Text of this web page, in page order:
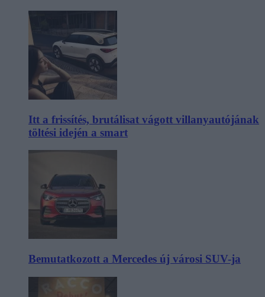
Itt a frissítés, brutálisat vágott villanyautójának
töltési idején a smart
Bemutatkozott a Mercedes új városi SUV-ja